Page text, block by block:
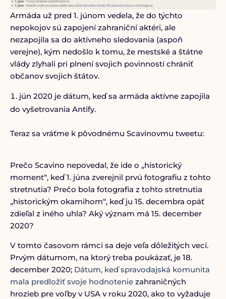
Armáda už pred 1. júnom vedela, že do týchto
nepokojov sú zapojení zahraniční aktéri, ale
nezapojila sa do aktívneho sledovania (aspoň
verejne), kým nedošlo k tomu, že mestské a štátne
vlády zlyhali pri plnení svojich povinností chrániť
občanov svojich štátov.
jún 2020 je dátum, keď sa armáda aktívne zapojila
do vyšetrovania Antify.
Teraz sa vráťme k pôvodnému Scavinovmu tweetu:
Prečo Scavino nepovedal, že ide o „historický
moment“, keď 1. júna zverejnil prvú fotografiu z tohto
stretnutia? Prečo bola fotografia z tohto stretnutia
„historickým okamihom“, keď ju 15. decembra opäť
zdieľal z iného uhla? Aký význam má 15. december
2020?
V tomto časovom rámci sa deje veľa dôležitých vecí.
Prvým dátumom, na ktorý treba poukázať, je 18.
december 2020; Dátum, keď spravodajská komunita
mala predložiť svoje hodnoteniezahraničných
hrozieb pre voľby v USA v roku 2020, ako to vyžaduje